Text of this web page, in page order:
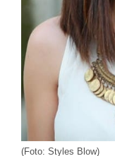
(Foto: Styles Blow)